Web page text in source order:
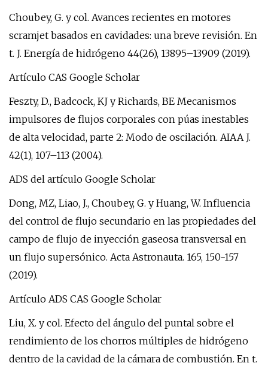
Choubey, G. y col. Avances recientes en motores
scramjet basados ​​en cavidades: una breve revisión. En
t. J. Energía de hidrógeno 44(26), 13895–13909 (2019).
Artículo CAS Google Scholar
Feszty, D., Badcock, KJ y Richards, BE Mecanismos
impulsores de flujos corporales con púas inestables
de alta velocidad, parte 2: Modo de oscilación. AIAA J.
42(1), 107–113 (2004).
ADS del artículo Google Scholar
Dong, MZ, Liao, J., Choubey, G. y Huang, W. Influencia
del control de flujo secundario en las propiedades del
campo de flujo de inyección gaseosa transversal en
un flujo supersónico. Acta Astronauta. 165, 150-157
(2019).
Artículo ADS CAS Google Scholar
Liu, X. y col. Efecto del ángulo del puntal sobre el
rendimiento de los chorros múltiples de hidrógeno
dentro de la cavidad de la cámara de combustión. En t.